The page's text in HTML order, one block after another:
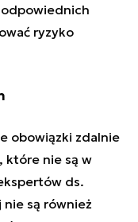
ryzyko
obowiązki zdalnie
które nie są w
ds.
są również